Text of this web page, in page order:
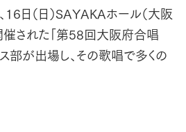
16日（日）SAYAKAホール（大阪
された「第58回大阪府合唱
部が出場し、その歌唱で多くの